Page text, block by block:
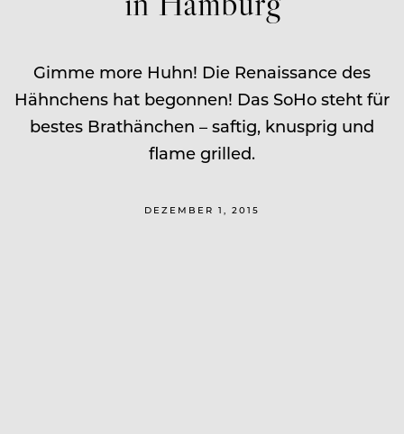
Gimme more Huhn! Die Renaissance des
Hähnchens hat begonnen! Das SoHo steht für
bestes Brathänchen – saftig, knusprig und
flame grilled.
DEZEMBER 1, 2015